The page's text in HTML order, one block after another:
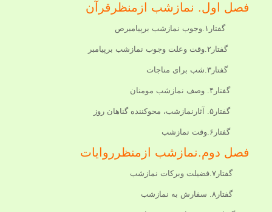
فصل اول. نمازشب ازمنظرقرآن
گفتار۱.وجوب نمازشب برپیامبرص
گفتار۲.وقت وعلت وجوب نمازشب برپیامبر
گفتار۳.شب برای مناجات
گفتار۴. وصف نمازشب مومنان
گفتار۵. آثارنمازشب، محوکننده گناهان روز
گفتار۶.وقت نمازشب
فصل دوم.نمازشب ازمنظرروایات
گفتار۷.فضیلت وبرکات نمازشب
گفتار۸. سفارش به نمازشب